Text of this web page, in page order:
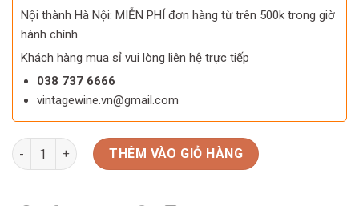
Nội thành Hà Nội: MIỄN PHÍ đơn hàng từ trên 500k trong giờ
hành chính
Khách hàng mua sỉ vui lòng liên hệ trực tiếp
038 737 6666
vintagewine.vn@gmail.com
Rượu vang Ý Contrada Del Falco số lượng
THÊM VÀO GIỎ HÀNG